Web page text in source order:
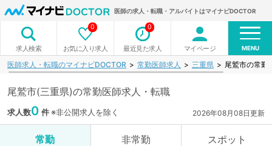
医師の求人・転職・アルバイトはマイナビDOCTOR
求人検索 お気に入り求人
0
最近見た求人
0
マイページ MENU
医師求人・転職のマイナビDOCTOR 常勤医師求人 三重県 尾鷲市の常勤
尾鷲市(三重県)の常勤医師求人・転職
求人数0 件※非公開求人を除く 2026年08月08日更新
常勤 非常勤 スポット